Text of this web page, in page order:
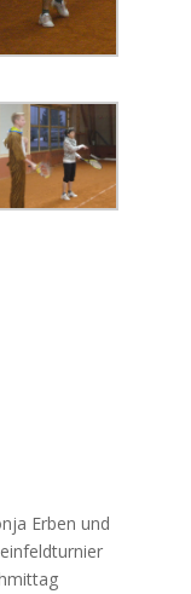
Erben und